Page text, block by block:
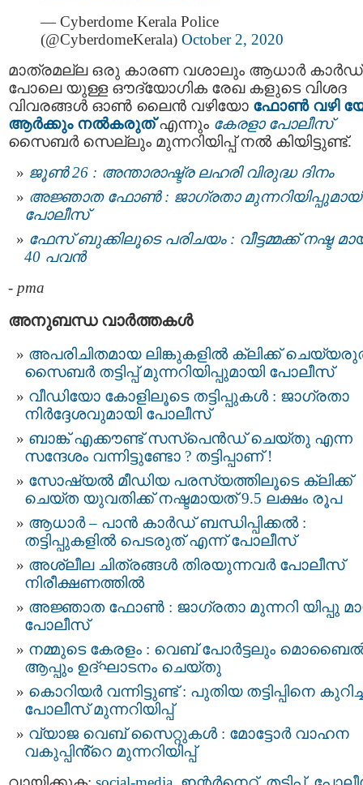
— Cyberdome Kerala Police
(@CyberdomeKerala) October 2, 2020
മാത്രമല്ല ഒരു കാരണ വശാലും ആധാര്‍ കാര്‍ഡ്
പോലെ യുള്ള ഔദ്യോഗിക രേഖ കളുടെ വിശദ
വിവരങ്ങള്‍ ഓണ്‍ ലൈന്‍ വഴിയോ ഫോണ്‍ വഴി
ആര്‍ക്കും നല്‍കരുത് എന്നും കേരളാ പോലീസ്
സൈബര്‍ സെല്ലും മുന്നറിയിപ്പ് നല്‍ കിയിട്ടുണ്ട്.
ജൂൺ 26 : അന്താരാഷ്ട്ര ലഹരി വിരുദ്ധ ദിനം
അജ്ഞാത ഫോണ്‍ : ജാഗ്രതാ
പോലീസ്
ഫേസ് ബുക്കിലൂടെ പരിചയം : വീട്ടമ്മക്ക് നഷ്ട
40 പവൻ
- pma
അനുബന്ധ വാര്‍ത്തകള്‍
അപരിചിതമായ ലിങ്കുകളിൽ ക്ലിക്ക്
സൈബർ തട്ടിപ്പ് മുന്നറിയിപ്പുമായി പോലീസ്
വീഡിയോ കോളിലൂടെ തട്ടിപ്പുകൾ : ജാഗ്രതാ
നിർദ്ദേശവുമായി പോലീസ്
ബാങ്ക് എക്കൗണ്ട് സസ്‌പെന്‍ഡ് ചെയ്തു എന്ന
സന്ദേശം വന്നിട്ടുണ്ടോ ? തട്ടിപ്പാണ് !
സോഷ്യൽ മീഡിയ പരസ്യത്തിലൂടെ ക്ലിക്ക്
ചെയ്ത യുവതിക്ക് നഷ്ടമായത് 9.5 ലക്ഷം രൂപ
ആധാര്‍ – പാന്‍ കാര്‍ഡ് ബന്ധിപ്പിക്കല്‍ :
തട്ടിപ്പുകളില്‍ പെടരുത് എന്ന് പോലീസ്
അശ്ലീല ചിത്രങ്ങള്‍ തിരയുന്നവര്‍ പോലീസ്
നിരീക്ഷണത്തില്‍
അജ്ഞാത ഫോണ്‍ : ജാഗ്രതാ മുന്നറി യിപ്പു
പോലീസ്
നമ്മുടെ കേരളം : വെബ് പോർട്ടലും
ആപ്പും ഉദ്ഘാടനം ചെയ്തു
കൊറിയർ വന്നിട്ടുണ്ട് : പുതിയ തട്ടിപ്പിനെ
പോലീസ് മുന്നറിയിപ്പ്
വ്യാജ വെബ് സൈറ്റുകൾ : മോട്ടോര്‍ വാഹന
വകുപ്പിൻ്റെ മുന്നറിയിപ്പ്